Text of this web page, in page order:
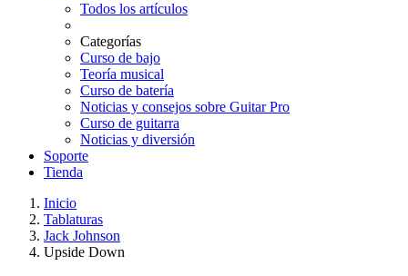
Todos los artículos
Categorías
Curso de bajo
Teoría musical
Curso de batería
Noticias y consejos sobre Guitar Pro
Curso de guitarra
Noticias y diversión
Soporte
Tienda
Inicio
Tablaturas
Jack Johnson
Upside Down